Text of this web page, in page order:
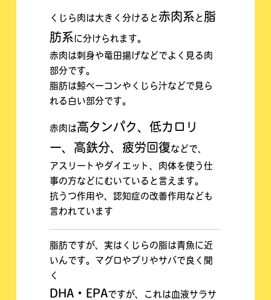
くじら肉は大きく分けると 赤肉系 と 脂
肪系に分けられます。
赤肉は刺身や竜田揚げなどでよく見る肉
部分です。
脂肪は鯨ベーコンやくじら汁などで見ら
れる白い部分です。
赤肉は高タンパク、低カロリ
ー、高鉄分、疲労回復などで、
アスリートやダイエット、肉体を使う仕
事の方 などにむいていると言えます。
抗うつ作用や、認知症の改善作用なども
言われています
脂肪ですが、実はくじらの脂は青魚に近
いんです。マグロやブリやサバで良く聞
く
DHA・EPA ですが、これは血液サラサ